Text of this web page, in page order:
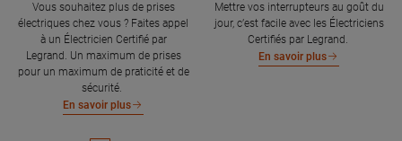
Vous souhaitez plus de prises
électriques chez vous ? Faites appel
à un Électricien Certifié par
Legrand. Un maximum de prises
pour un maximum de praticité et de
sécurité.
En savoir plus
Mettre vos interrupteurs au goût du
jour, c’est facile avec les Électriciens
Certifiés par Legrand.
En savoir plus